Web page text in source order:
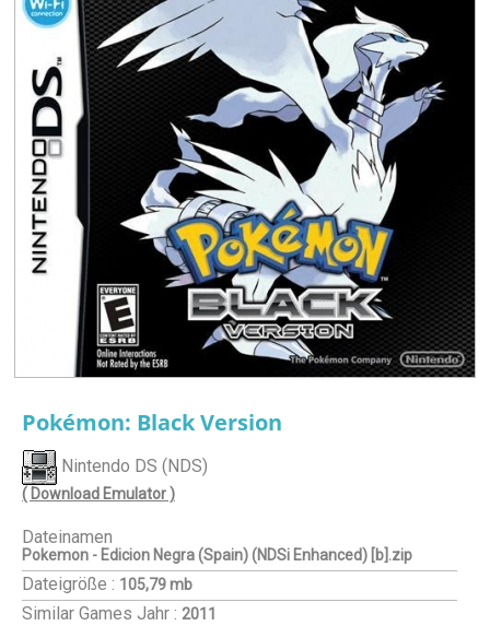
Pokémon: Black Version
Nintendo DS (NDS)
( Download Emulator )
Dateinamen
Pokemon - Edicion Negra (Spain) (NDSi Enhanced) [b].zip
Dateigröße : 105,79 mb
Similar Games Jahr : 2011